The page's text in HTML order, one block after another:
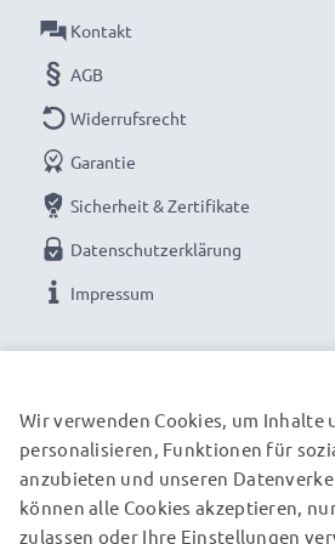
Überhitzungs- und
✔ Geeignet für Minusgrade und
besonders witterungs- und
✔ Regelmäßige, umfassende Tests
verbauten Zellen wird vor dem
Spiegelreflex, Systemkamera,
Camcorder: Ersatz-Akkus von
★ 3 Jahre Garantie auf Kamera-
Camcorder und Fotokamera
Als internationaler Fachhändler
worauf es bei hochwertigen
Kontakt
AGB
Widerrufsrecht
Garantie
Sicherheit & Zertifikate
Datenschutzerklärung
Impressum
UNSERE VERSANDPARTNER
Wir verwenden Cookies, um Inhalte
personalisieren, Funktionen für
anzubieten und unseren
können alle Cookies akzeptieren,
zulassen oder Ihre Einstellungen